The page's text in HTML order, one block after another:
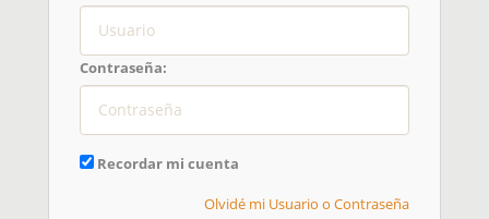
Contraseña:
Recordar mi cuenta
Olvidé mi Usuario o Contraseña